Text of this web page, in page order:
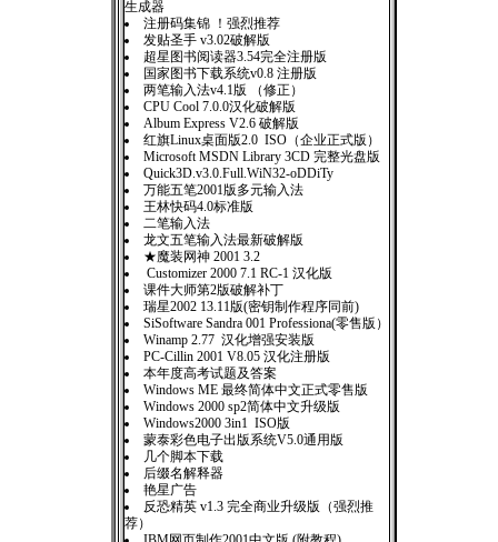
生成器
注册码集锦 ！强烈推荐
发贴圣手 v3.02破解版
超星图书阅读器3.54完全注册版
国家图书下载系统v0.8 注册版
两笔输入法v4.1版 （修正）
CPU Cool 7.0.0汉化破解版
Album Express V2.6 破解版
红旗Linux桌面版2.0 ISO（企业正式版）
Microsoft MSDN Library 3CD 完整光盘版
Quick3D.v3.0.Full.WiN32-oDDiTy
万能五笔2001版多元输入法
王林快码4.0标准版
二笔输入法
龙文五笔输入法最新破解版
★魔装网神 2001 3.2
Customizer 2000 7.1 RC-1 汉化版
课件大师第2版破解补丁
瑞星2002 13.11版(密钥制作程序同前)
SiSoftware Sandra 001 Professiona(零售版）
Winamp 2.77 汉化增强安装版
PC-Cillin 2001 V8.05 汉化注册版
本年度高考试题及答案
Windows ME 最终简体中文正式零售版
Windows 2000 sp2简体中文升级版
Windows2000 3in1 ISO版
蒙泰彩色电子出版系统V5.0通用版
几个脚本下载
后缀名解释器
艳星广告
反恐精英 v1.3 完全商业升级版（强烈推
荐）